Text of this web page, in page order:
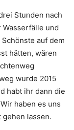
Stunden nach
Wasserfälle und
auf dem
hätten, wären
wurde 2015
habt ihr dann die
haben es uns
lassen.